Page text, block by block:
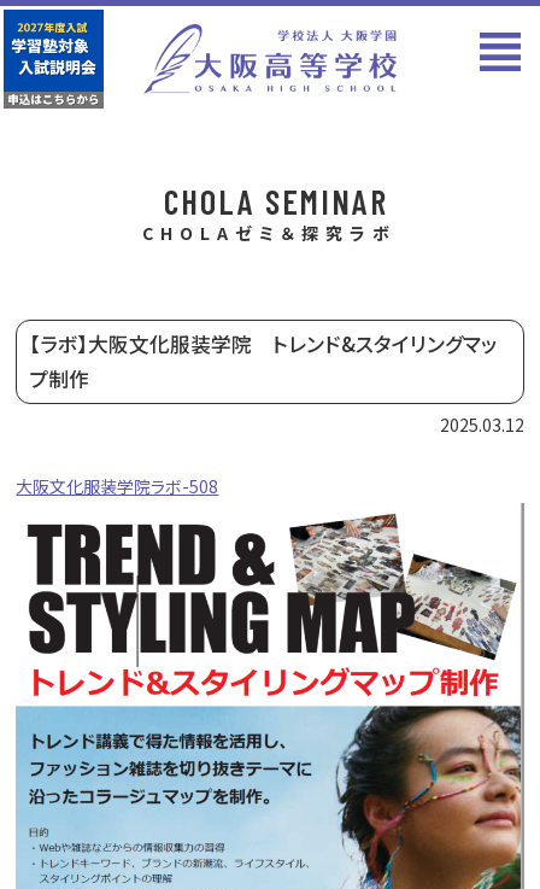
CHOLA SEMINAR
CHOLAゼミ＆探究ラボ
【ラボ】大阪文化服装学院 トレンド&スタイリングマッ
プ制作
2025.03.12
大阪文化服装学院ラボ-508